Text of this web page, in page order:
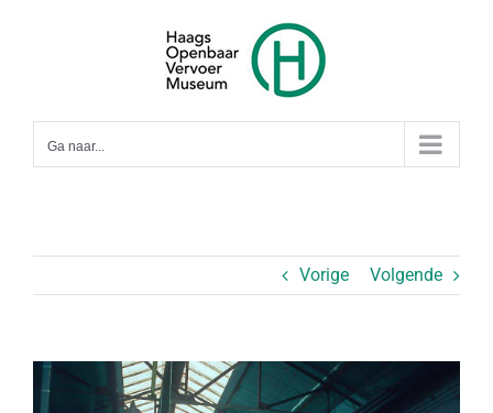
Ga naar...
Vorige Volgende
Bekijk